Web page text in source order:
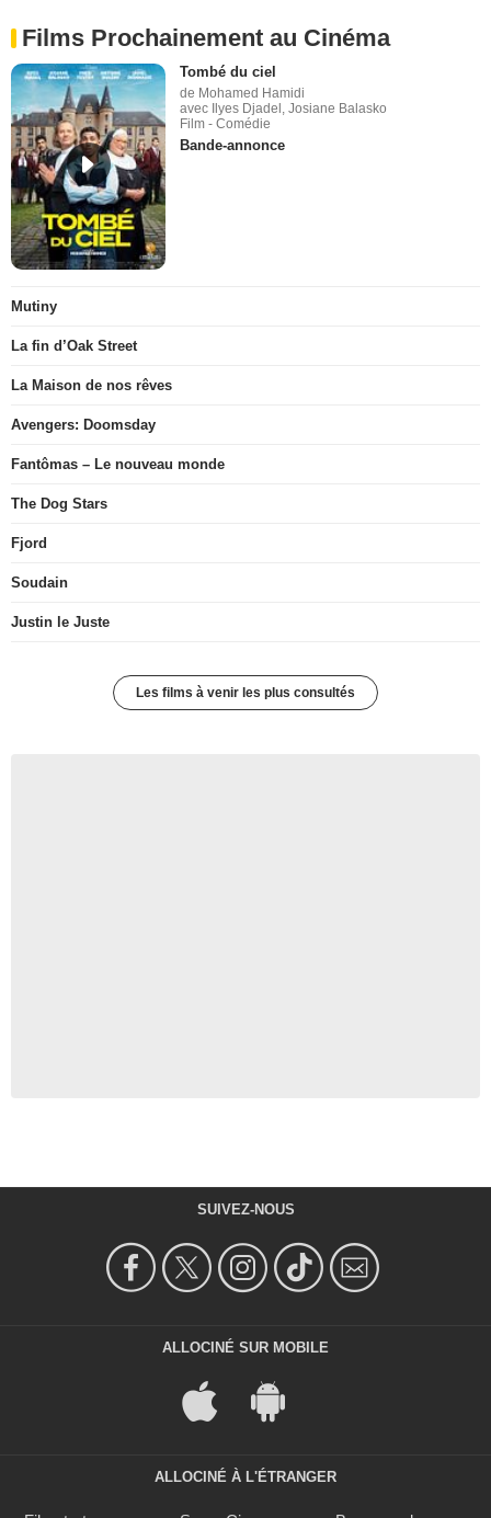
Films Prochainement au Cinéma
Tombé du ciel
de Mohamed Hamidi
avec Ilyes Djadel, Josiane Balasko
Film - Comédie
Bande-annonce
Mutiny
La fin d’Oak Street
La Maison de nos rêves
Avengers: Doomsday
Fantômas – Le nouveau monde
The Dog Stars
Fjord
Soudain
Justin le Juste
Les films à venir les plus consultés
SUIVEZ-NOUS
ALLOCINÉ SUR MOBILE
ALLOCINÉ À L'ÉTRANGER